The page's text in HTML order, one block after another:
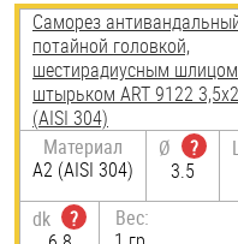
Саморез
потайной головкой,
шестирадиусным
штырьком ART 9122
(AISI 304)
Материал
А2 (AISI 304)
Ø
?
3.5
dk
?
Вес: